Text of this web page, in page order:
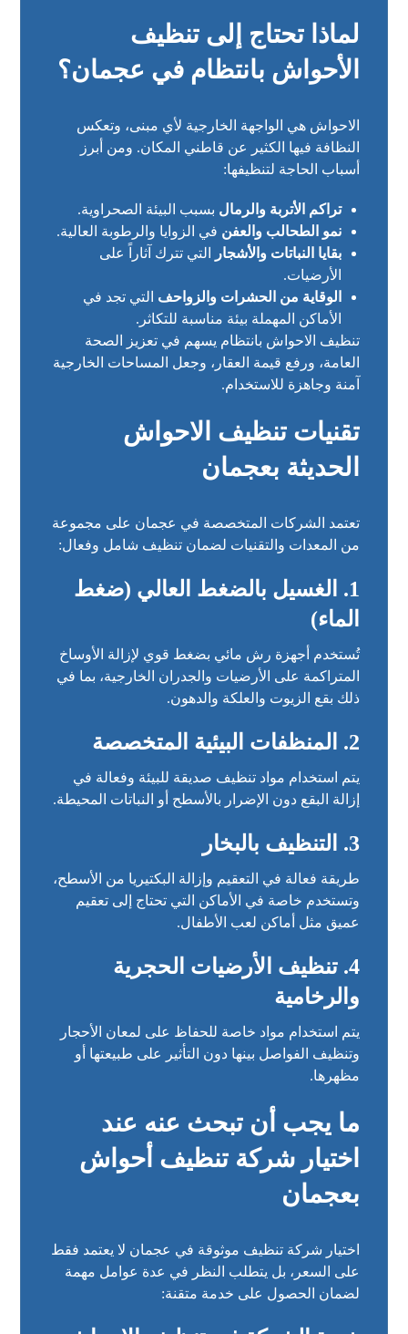
لماذا تحتاج إلى تنظيف
الأحواش بانتظام في عجمان؟
الاحواش هي الواجهة الخارجية لأي مبنى، وتعكس
النظافة فيها الكثير عن قاطني المكان. ومن أبرز
أسباب الحاجة لتنظيفها:
تراكم الأتربة والرمال بسبب البيئة الصحراوية.
نمو الطحالب والعفن في الزوايا والرطوبة العالية.
بقايا النباتات والأشجار
التي تترك آثاراً على
الأرضيات.
الوقاية من الحشرات والزواحف التي تجد في
الأماكن المهملة بيئة مناسبة للتكاثر.
تنظيف الاحواش بانتظام يسهم في تعزيز الصحة
العامة، ورفع قيمة العقار، وجعل المساحات الخارجية
آمنة وجاهزة للاستخدام.
تقنيات تنظيف الاحواش
الحديثة بعجمان
تعتمد الشركات المتخصصة في عجمان على مجموعة
من المعدات والتقنيات لضمان تنظيف شامل وفعال:
1. الغسيل بالضغط العالي (ضغط
الماء)
تُستخدم أجهزة رش مائي بضغط قوي لإزالة الأوساخ
المتراكمة على الأرضيات والجدران الخارجية، بما في
ذلك بقع الزيوت والعلكة والدهون.
2. المنظفات البيئية المتخصصة
يتم استخدام مواد تنظيف صديقة للبيئة وفعالة في
إزالة البقع دون الإضرار بالأسطح أو النباتات المحيطة.
3. التنظيف بالبخار
طريقة فعالة في التعقيم وإزالة البكتيريا من الأسطح،
وتستخدم خاصة في الأماكن التي تحتاج إلى تعقيم
عميق مثل أماكن لعب الأطفال.
4. تنظيف الأرضيات الحجرية
والرخامية
يتم استخدام مواد خاصة للحفاظ على لمعان الأحجار
وتنظيف الفواصل بينها دون التأثير على طبيعتها أو
مظهرها.
ما يجب أن تبحث عنه عند
اختيار شركة تنظيف أحواش
بعجمان
اختيار شركة تنظيف موثوقة في عجمان لا يعتمد فقط
على السعر، بل يتطلب النظر في عدة عوامل مهمة
لضمان الحصول على خدمة متقنة: